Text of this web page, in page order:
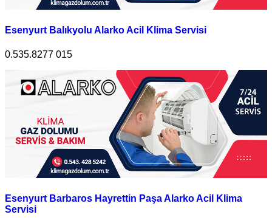
Esenyurt Balıkyolu Alarko Acil Klima Servisi
0.535.8277 015
Esenyurt Barbaros Hayrettin Paşa Alarko Acil Klima
Servisi